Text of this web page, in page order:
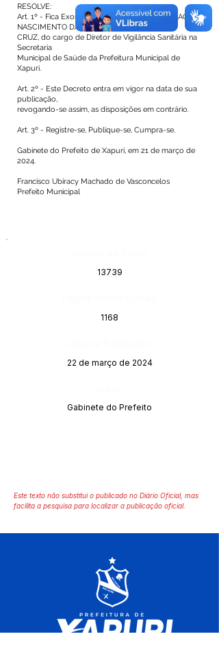
RESOLVE:
Art. 1º - Fica Exonerado a pedido o senhor ISAAC
NASCIMENTO DA
CRUZ, do cargo de Diretor de Vigilância Sanitária na
Secretaria
Municipal de Saúde da Prefeitura Municipal de
Xapuri.
Art. 2º - Este Decreto entra em vigor na data de sua
publicação,
revogando-se assim, as disposições em contrário.
Art. 3º - Registre-se, Publique-se, Cumpra-se.
Gabinete do Prefeito de Xapuri, em 21 de março de
2024.
Francisco Ubiracy Machado de Vasconcelos
Prefeito Municipal
13739
1168
22 de março de 2024
Gabinete do Prefeito
Este texto não substitui o publicado no Diário Oficial, mas
facilita a pesquisa para localizar a publicação oficial.